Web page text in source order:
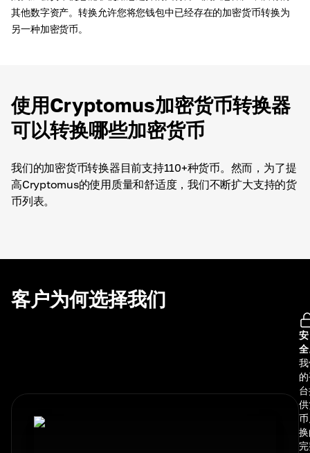
其他数字资产。转换允许您将您钱包中已经存在的加密货币转换为
另一种加密货币。
使用Cryptomus加密货币转换器
可以转换哪些加密货币
我们的加密货币转换器目前支持110+种货币。然而，为了提
高Cryptomus的使用质量和舒适度，我们不断扩大支持的货
币列表。
客户为何选择我们
安